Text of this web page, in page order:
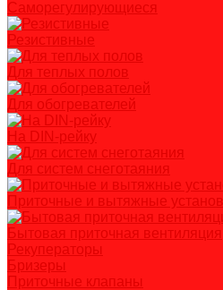
Саморегулирующиеся
Резистивные
Для теплых полов
Для обогревателей
На DIN-рейку
Для систем снеготаяния
Приточные и вытяжные
Бытовая приточная вентиляция
Рекуператоры
Бризеры
Приточные клапаны